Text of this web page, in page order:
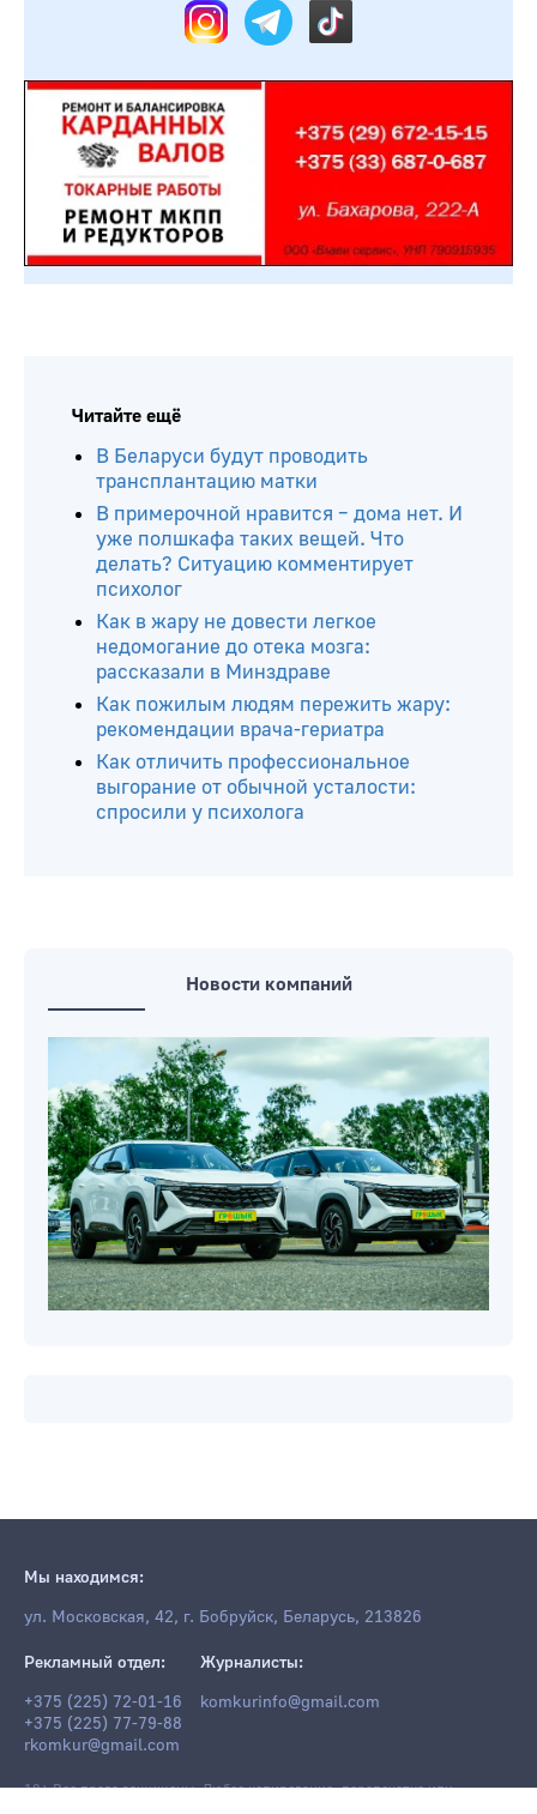
Читайте ещё
В Беларуси будут проводить
трансплантацию матки
В примерочной нравится – дома нет. И
уже полшкафа таких вещей. Что
делать? Ситуацию комментирует
психолог
Как в жару не довести легкое
недомогание до отека мозга:
рассказали в Минздраве
Как пожилым людям пережить жару:
рекомендации врача-гериатра
Как отличить профессиональное
выгорание от обычной усталости:
спросили у психолога
Новости компаний
Мы находимся:
ул. Московская, 42, г. Бобруйск, Беларусь, 213826
Рекламный отдел:
+375 (225) 72-01-16
+375 (225) 77-79-88
rkomkur@gmail.com
Журналисты:
komkurinfo@gmail.com
18+ Все права защищены. Любое копирование, перепечатка или